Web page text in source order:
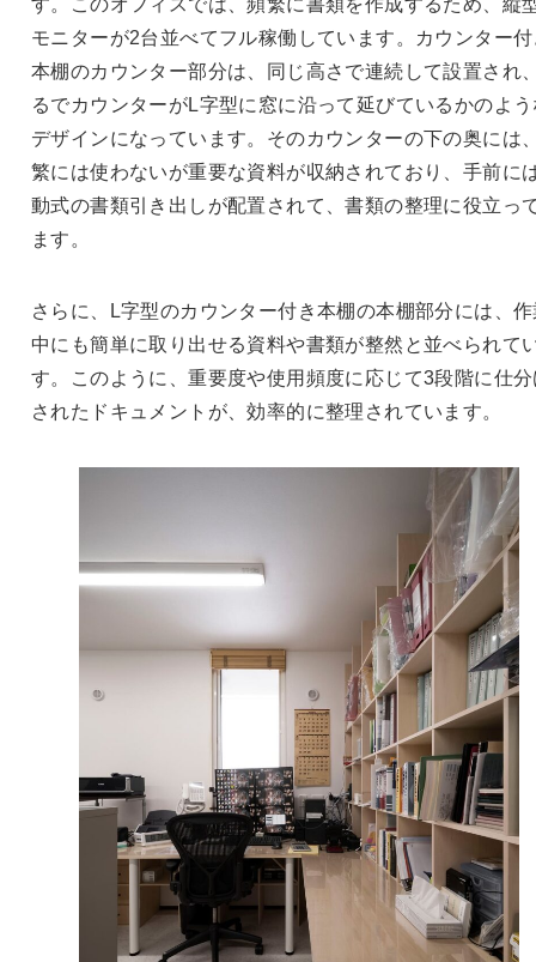
す。このオフィスでは、頻繁に書類を作成するため、縦
モニターが2台並べてフル稼働しています。カウンター
本棚のカウンター部分は、同じ高さで連続して設置され
るでカウンターがL字型に窓に沿って延びているかのよ
デザインになっています。そのカウンターの下の奥には
繁には使わないが重要な資料が収納されており、手前に
動式の書類引き出しが配置されて、書類の整理に役立っ
ます。
さらに、L字型のカウンター付き本棚の本棚部分には、
中にも簡単に取り出せる資料や書類が整然と並べられて
す。このように、重要度や使用頻度に応じて3段階に仕
されたドキュメントが、効率的に整理されています。